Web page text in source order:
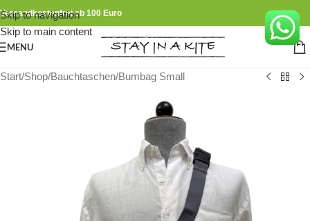
Skip to navigation
Skip to main content
Versandkostenfrei ab 100 Euro
MENU
Start/Shop/Bauchtaschen/Bumbag Small